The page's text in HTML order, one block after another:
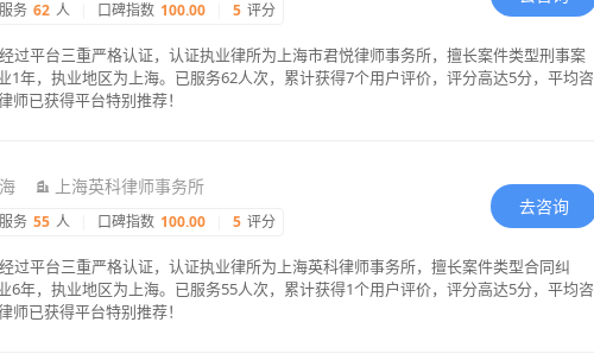
务 62 人 口碑指数 100.00 5 评分
过平台三重严格认证，认证执业律所为上海市君悦律师事务所，擅长案件类型刑事案
1年，执业地区为上海。已服务62人次，累计获得7个用户评价，评分高达5分，平均咨
已获得平台特别推荐！
上海英科律师事务所
务 55 人 口碑指数 100.00 5 评分
去咨询
过平台三重严格认证，认证执业律所为上海英科律师事务所，擅长案件类型合同纠
6年，执业地区为上海。已服务55人次，累计获得1个用户评价，评分高达5分，平均咨
已获得平台特别推荐！